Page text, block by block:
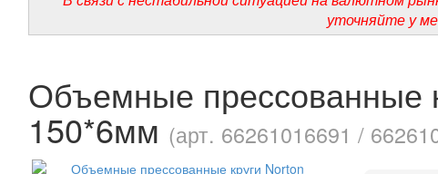
уточняйте у
Объемные прессованные
150*6мм (арт. 66261016691 /